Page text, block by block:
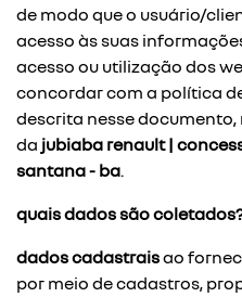
de modo que o usuário/
acesso às suas
acesso ou utilização dos
concordar com a política
descrita nesse
da jubiaba renault |
santana - ba.
quais dados são
dados cadastraisao
por meio de cadastros,